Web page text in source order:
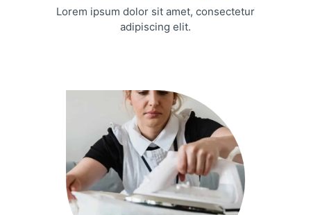
Lorem ipsum dolor sit amet, consectetur
adipiscing elit.